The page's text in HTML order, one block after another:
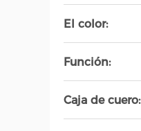
El color:
Función:
Caja de cuero: